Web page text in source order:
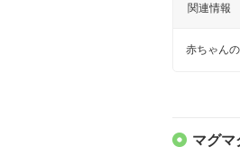
関連情報
赤ちゃん
マグマ